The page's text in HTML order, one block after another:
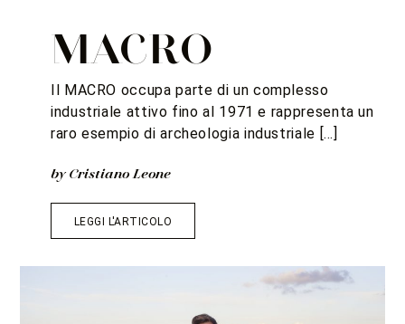
MACRO
Il MACRO occupa parte di un complesso
industriale attivo fino al 1971 e rappresenta un
raro esempio di archeologia industriale […]
by Cristiano Leone
LEGGI L'ARTICOLO